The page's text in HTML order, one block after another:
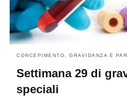
CONCEPIMENTO, GRAVIDANZA E
Settimana 29 di
speciali